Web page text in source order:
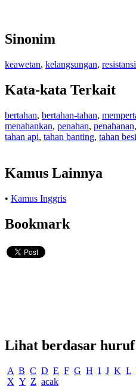
Sinonim
keawetan, kelangsungan, resistansi
Kata-kata Terkait
bertahan, bertahan-tahan,
menahankan, penahan, penahanan,
tahan api, tahan banting, tahan besi
Kamus Lainnya
• Kamus Inggris
Bookmark
Lihat berdasar huruf
A B C D E F G H I J K L
X Y Z acak